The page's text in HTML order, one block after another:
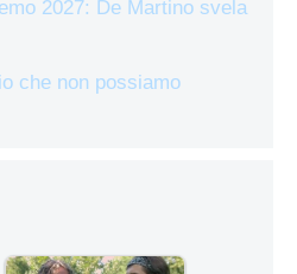
2027: De Martino svela
che non possiamo